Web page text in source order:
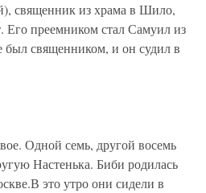
священник из храма в Шило,
Его преемником стал Самуил из
был священником, и он судил в
Одной семь, другой восемь
Настенька. Биби родилась
это утро они сидели в